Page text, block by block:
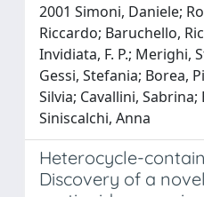
2001 Simoni, Daniele;
Riccardo; Baruchello,
Invidiata, F. P.; Merighi,
Gessi, Stefania; Borea,
Silvia; Cavallini,
Siniscalchi, Anna
Heterocycle-
Discovery of a